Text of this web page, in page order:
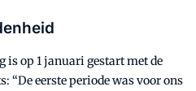
is op 1 januari gestart met de
“De eerste periode was voor ons